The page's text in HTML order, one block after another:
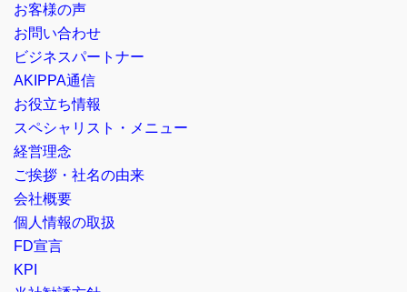
お客様の声
お問い合わせ
ビジネスパートナー
AKIPPA通信
お役立ち情報
スペシャリスト・メニュー
経営理念
ご挨拶・社名の由来
会社概要
個人情報の取扱
FD宣言
KPI